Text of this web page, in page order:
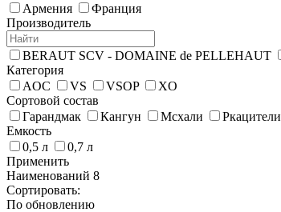
Армения
Франция
Производитель
BERAUT SCV - DOMAINE de PELLEHAUT
Категория
AOC
VS VSOP
XO
Сортовой состав
Гарандмак
Кангун Мсхали
Ркацители
Емкость
0,5 л
0,7 л
Применить
Наименований 8
Сортировать:
По обновлению